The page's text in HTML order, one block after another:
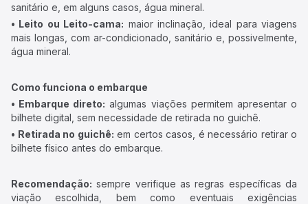
sanitário e, em alguns casos, água mineral.
• Leito ou Leito-cama: maior inclinação, ideal para viagens
mais longas, com ar-condicionado, sanitário e, possivelmente,
água mineral.
Como funciona o embarque
• Embarque direto: algumas viações permitem apresentar o
bilhete digital, sem necessidade de retirada no guichê.
• Retirada no guichê: em certos casos, é necessário retirar o
bilhete físico antes do embarque.
Recomendação: sempre verifique as regras específicas da
viação escolhida, bem como eventuais exigências